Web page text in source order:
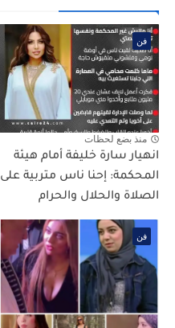
فن
منذ بضع لحظات
انهيار سارة خليفة أمام هيئة
المحكمة: إحنا ناس متربية على
الصلاة والحلال والحرام
فن